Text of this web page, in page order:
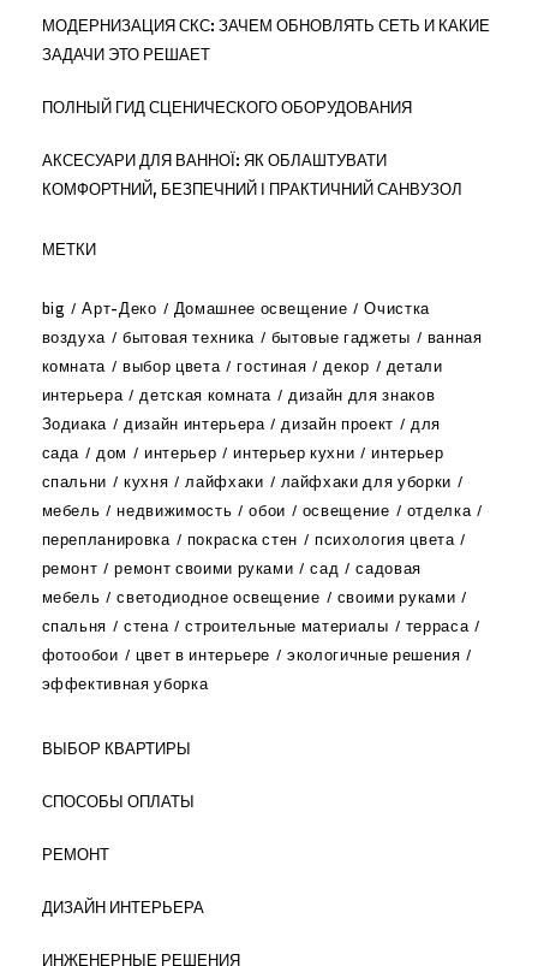
МОДЕРНИЗАЦИЯ СКС: ЗАЧЕМ ОБНОВЛЯТЬ СЕТЬ И КАКИЕ
ЗАДАЧИ ЭТО РЕШАЕТ
ПОЛНЫЙ ГИД СЦЕНИЧЕСКОГО ОБОРУДОВАНИЯ
АКСЕСУАРИ ДЛЯ ВАННОЇ: ЯК ОБЛАШТУВАТИ
КОМФОРТНИЙ, БЕЗПЕЧНИЙ І ПРАКТИЧНИЙ САНВУЗОЛ
МЕТКИ
big Арт-Деко Домашнее освещение
Очистка
воздуха
бытовая техника бытовые гаджеты
ванная
комната
выбор цвета гостиная декор
детали
интерьера
детская комната
дизайн для знаков
Зодиака
дизайн интерьера дизайн проект
для
сада
дом интерьер интерьер кухни
интерьер
спальни
кухня лайфхаки
лайфхаки для уборки
мебель
недвижимость обои освещение
отделка
перепланировка
покраска стен
психология цвета
ремонт
ремонт своими руками сад
садовая
мебель
светодиодное освещение
своими руками
спальня
стена строительные материалы
терраса
фотообои
цвет в интерьере
экологичные решения
эффективная уборка
ВЫБОР КВАРТИРЫ
СПОСОБЫ ОПЛАТЫ
РЕМОНТ
ДИЗАЙН ИНТЕРЬЕРА
ИНЖЕНЕРНЫЕ РЕШЕНИЯ